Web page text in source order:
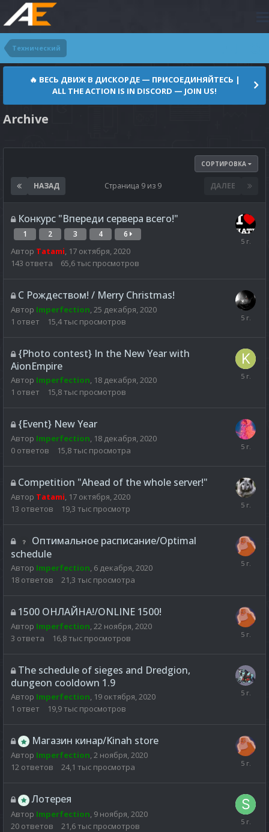
Технический
🔥 ВЕСЬ ДВИЖ В ДИСКОРДЕ — ПРИСОЕДИНЯЙТЕСЬ |
ALL THE ACTION IS IN DISCORD — JOIN US!
Archive
СОРТИРОВКА
НАЗАД ДАЛЕЕ
Страница 9 из 9
Конкурс "Впереди сервера всего!"
1 2 3 4 6
Автор Tatami, 17 октября, 2020
143 ответа 65,6 тыс просмотров
С Рождеством! / Merry Christmas!
Автор Imperfection,25 декабря, 2020
1 ответ 15,4 тыс просмотров
{Photo contest} In the New Year with
AionEmpire
Автор Imperfection, 18 декабря, 2020
1 ответ 15,8 тыс просмотров
{Event} New Year
Автор Imperfection, 18 декабря, 2020
0 ответов 15,8 тыс просмотра
Competition "Ahead of the whole server!"
Автор Tatami, 17 октября, 2020
13 ответов 19,3 тыс просмотр
Оптимальное расписание/Optimal
schedule
Автор Imperfection 6 декабря, 2020
18 ответов 21,3 тыс просмотра
1500 ОНЛАЙНА!/ONLINE 1500!
Автор Imperfection 22 ноября, 2020
3 ответа 16,8 тыс просмотров
The schedule of sieges and Dredgion,
dungeon cooldown 1.9
Автор Imperfection 19 октября, 2020
1 ответ 19,9 тыс просмотров
Магазин кинар/Kinah store
Автор Imperfection,2 ноября, 2020
12 ответов 24,1 тыс просмотра
Лотерея
Автор Imperfection 9 ноября, 2020
20 ответов 21,6 тыс просмотров